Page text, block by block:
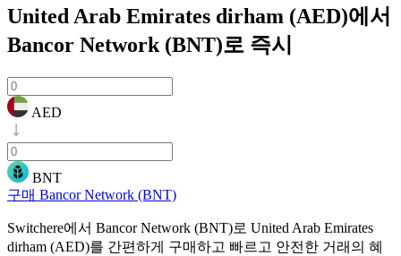
United Arab Emirates dirham (AED)에서
Bancor Network (BNT)로 즉시
AED
BNT
구매 Bancor Network (BNT)
Switchere에서 Bancor Network (BNT)로 United Arab Emirates
dirham (AED)를 간편하게 구매하고 빠르고 안전한 거래의 혜